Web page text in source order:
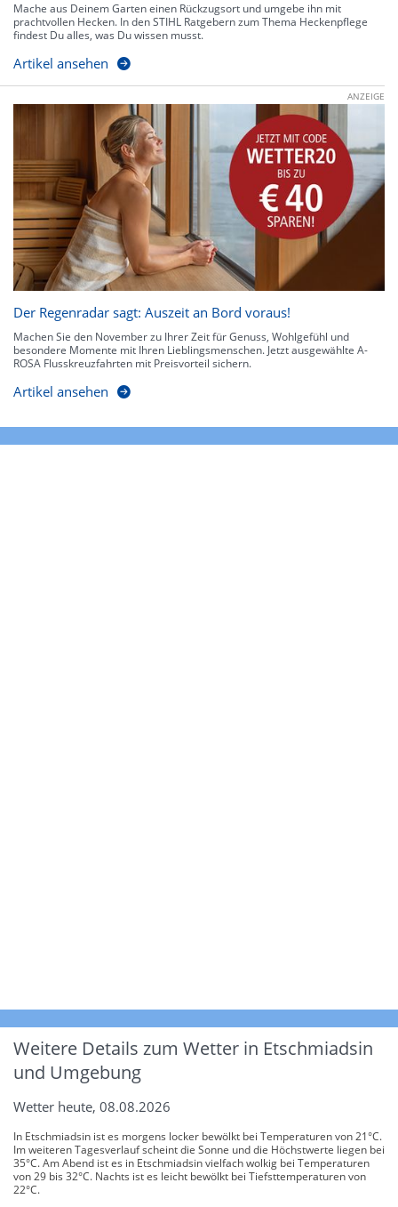
Mache aus Deinem Garten einen Rückzugsort und umgebe ihn mit
prachtvollen Hecken. In den STIHL Ratgebern zum Thema Heckenpflege
findest Du alles, was Du wissen musst.
Artikel ansehen
ANZEIGE
Der Regenradar sagt: Auszeit an Bord voraus!
Machen Sie den November zu Ihrer Zeit für Genuss, Wohlgefühl und
besondere Momente mit Ihren Lieblingsmenschen. Jetzt ausgewählte A-
ROSA Flusskreuzfahrten mit Preisvorteil sichern.
Artikel ansehen
Weitere Details zum Wetter in Etschmiadsin
und Umgebung
Wetter heute, 08.08.2026
In Etschmiadsin ist es morgens locker bewölkt bei Temperaturen von 21°C.
Im weiteren Tagesverlauf scheint die Sonne und die Höchstwerte liegen bei
35°C. Am Abend ist es in Etschmiadsin vielfach wolkig bei Temperaturen
von 29 bis 32°C. Nachts ist es leicht bewölkt bei Tiefsttemperaturen von
22°C.